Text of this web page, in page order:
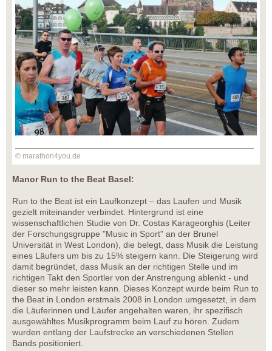
© marathon4you.de
Manor Run to the Beat Basel:
Run to the Beat ist ein Laufkonzept – das Laufen und Musik
gezielt miteinander verbindet. Hintergrund ist eine
wissenschaftlichen Studie von Dr. Costas Karageorghis (Leiter
der Forschungsgruppe "Music in Sport" an der Brunel
Universität in West London), die belegt, dass Musik die Leistung
eines Läufers um bis zu 15% steigern kann. Die Steigerung wird
damit begründet, dass Musik an der richtigen Stelle und im
richtigen Takt den Sportler von der Anstrengung ablenkt - und
dieser so mehr leisten kann. Dieses Konzept wurde beim Run to
the Beat in London erstmals 2008 in London umgesetzt, in dem
die Läuferinnen und Läufer angehalten waren, ihr spezifisch
ausgewähltes Musikprogramm beim Lauf zu hören. Zudem
wurden entlang der Laufstrecke an verschiedenen Stellen
Bands positioniert.